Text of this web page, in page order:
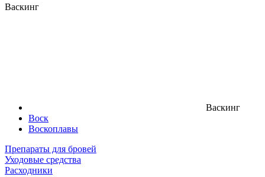
Васкинг
Васкинг
Воск
Воскоплавы
Препараты для бровей
Уходовые средства
Расходники